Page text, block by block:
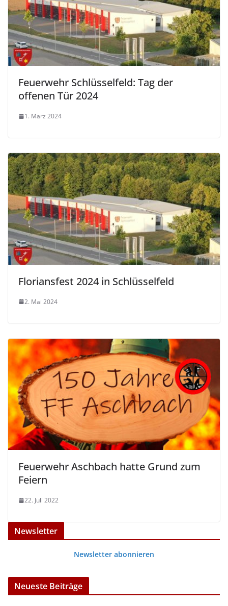
Feuerwehr Schlüsselfeld: Tag der
offenen Tür 2024
1. März 2024
Floriansfest 2024 in Schlüsselfeld
2. Mai 2024
Feuerwehr Aschbach hatte Grund zum
Feiern
22. Juli 2022
Newsletter
Newsletter abonnieren
Neueste Beiträge